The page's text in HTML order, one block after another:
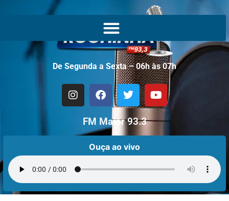
De Segunda a Sexta – 06h às 07h
FM Maior 93.3
Ouça ao vivo